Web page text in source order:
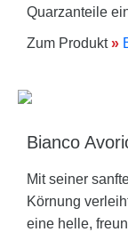
Quarzanteile
Zum Produkt»
Bianco
Mit seiner
Körnung
eine helle,